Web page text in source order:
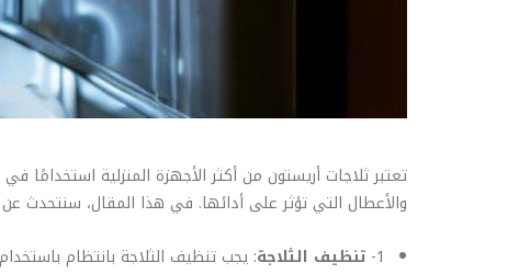
تعتبر ثلاجات أريستون من أكثر الأجهزة المنزلية
والأعطال التي تؤثر على أدائها. في هذا المقال، سنتحدث
1- تنظيف الثلاجة: يجب تنظيف الثلاجة بانتظام